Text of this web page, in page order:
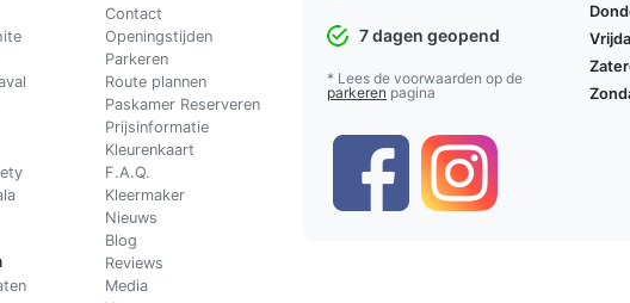
Contact
Openingstijden
Parkeren
Route plannen
Paskamer Reserveren
Prijsinformatie
Kleurenkaart
F.A.Q.
Kleermaker
Nieuws
Blog
Reviews
Media
7 dagen geopend
* Lees de voorwaarden op de
parkeren pagina